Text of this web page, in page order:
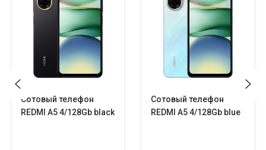
Сотовый телефон
REDMI A5 4/128Gb black
Сотовый телефон
REDMI A5 4/128Gb blue